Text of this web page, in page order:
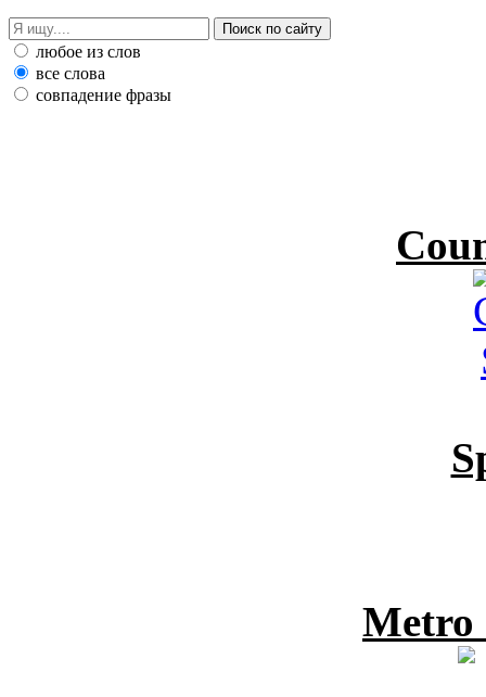
любое из слов
все слова
совпадение фразы
Metro